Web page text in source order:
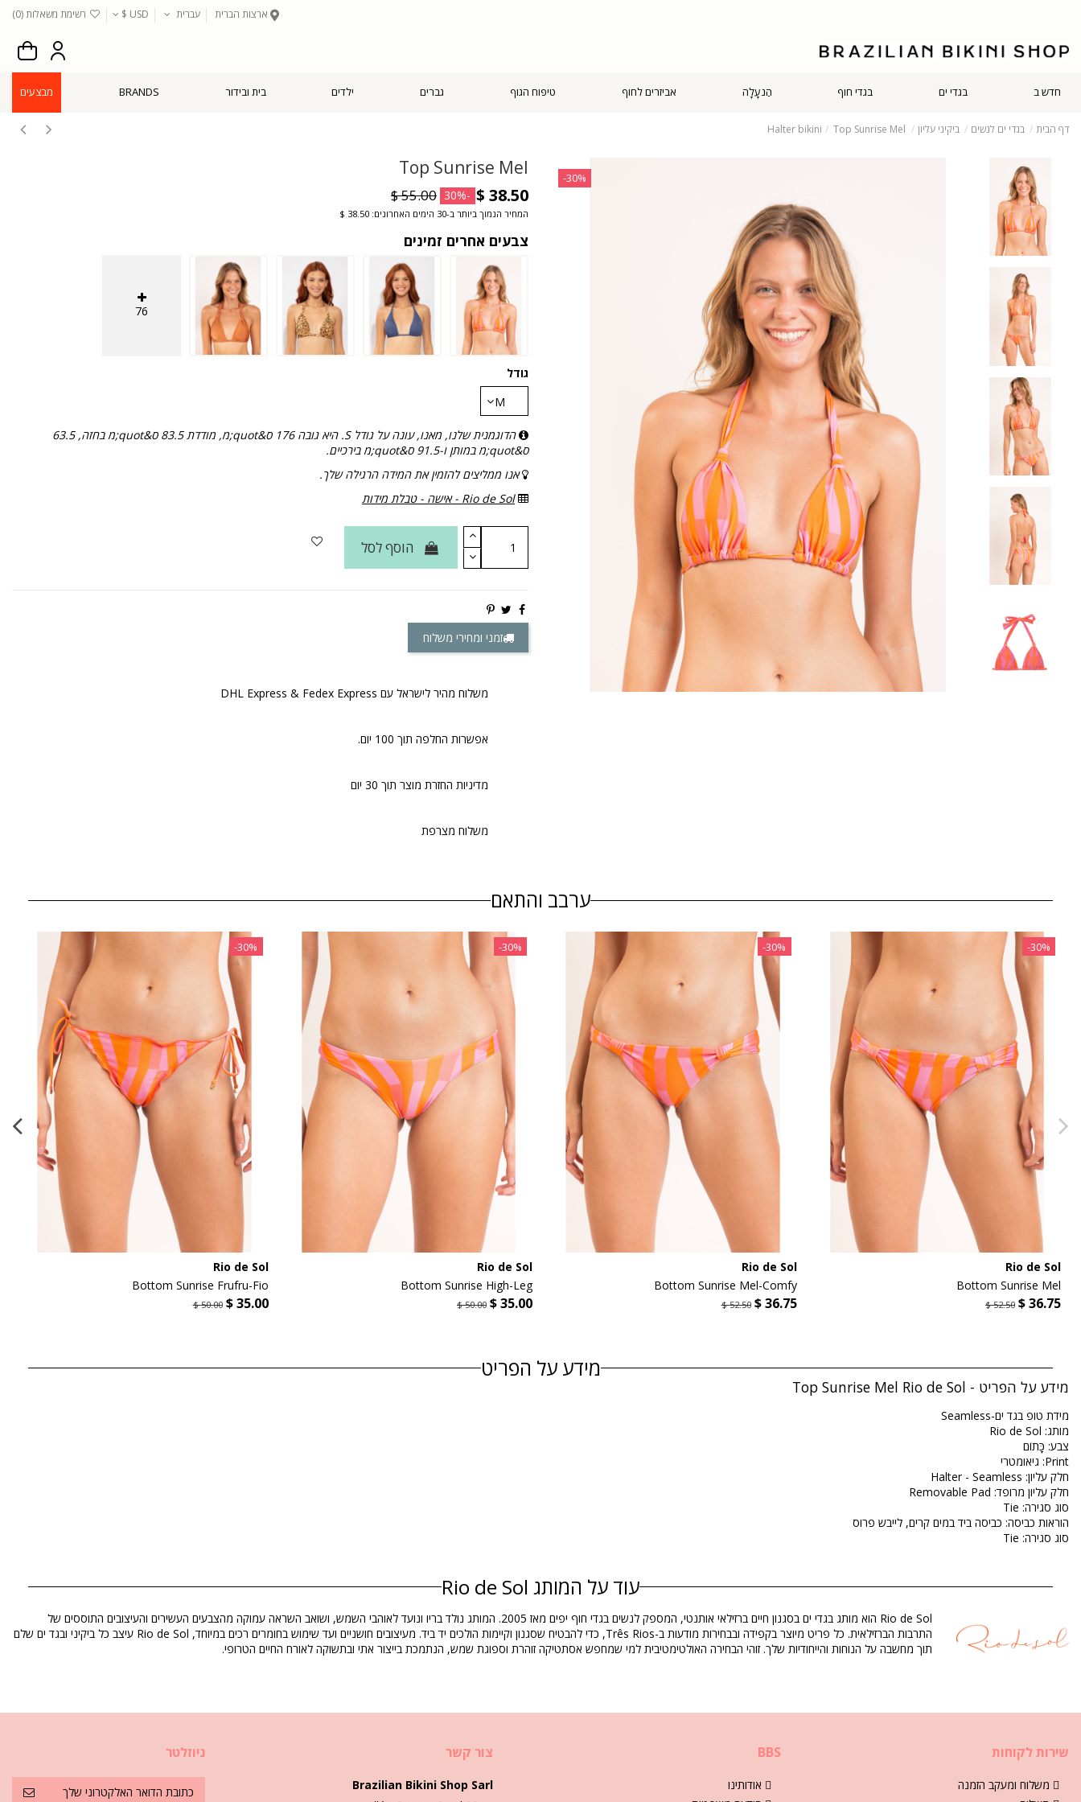
ארצות הברית עברית USD $ רשימת משאלות (0
)
חדש ב בגדי ים בגדי חוף הַנעָלָה אביזרים לחוף טיפוח הגוף גברים ילדים בית ובידור BRANDS מבצעים
דף הבית בגדי ים לנשים ביקיני עליון Halter bikini Top Sunrise Mel
‎-30%
Top Sunrise Mel
-30%
המחיר הנמוך ביותר ב-30 הימים האחרונים: ‏38.50 $
צבעים אחרים זמינים
76
גודל
הדוגמנית שלנו, מאנו, עונה על גודל S. היא גובה 176 ס&quot;מ, מודדת 83.5 ס&quot;מ בחזה, 63.5
ס&quot;מ במותן ו-91.5 ס&quot;מ בירכיים.
אנו ממליצים להזמין את המידה הרגילה שלך.
Rio de Sol - אישה - טבלת מידות
הוסף לסל
זמני ומחירי משלוח
משלוח מהיר לישראל עם DHL Express & Fedex Express
אפשרות החלפה תוך 100 יום.
מדיניות החזרת מוצר תוך 30 יום
משלוח מצרפת
ערבב והתאם
‎-30%
Rio de Sol
Bottom Sunrise Mel
‎-30%
Rio de Sol
Bottom Sunrise Mel-Comfy
‏36.75 $
‏52.50 $
‎-30%
Rio de Sol
Bottom Sunrise High-Leg
‎-30%
Rio de Sol
Bottom Sunrise Frufru-Fio
‏35.00 $
‏50.00 $
מידע על הפריט
מידע על הפריט - Top Sunrise Mel Rio de Sol
מידת טופ בגד ים-Seamless
מותג: Rio de Sol
צבע: כָּתוֹם
Print: גיאומטרי
חלק עליון: Halter - Seamless
חלק עליון מרופד: Removable Pad
סוג סגירה: Tie
הוראות כביסה: כביסה ביד במים קרים, לייבש פרוס
סוג סגירה: Tie
הרכב
הרכב: 84% Polyamide, 16% Elastane - OEKO-TEX - Chlorine Resistant
בטנה: 84% Polyamide, 16% Elastane - Oeko-Tex
SKU: 1981121393
משקל: 55g / 0.12lb / 1.94oz
ההדפסה אינה מדויקת ועלולה להשתנות בהתאם ‏לגזירה
עוד על המותג Rio de Sol
Rio de Sol הוא מותג בגדי ים בסגנון חיים ברזילאי אותנטי, המספק לנשים בגדי חוף יפים מאז 2005. המותג נולד בריו ונועד לאוהבי השמש, ושואב השראה עמוקה מהצבעים העשירים והעיצובים התוססים של
התרבות הברזילאית. כל פריט מיוצר בקפידה ובבחירות מודעות ב-Três Rios, כדי להבטיח שסגנון וקיימות הולכים יד ביד. מעיצובים חושניים ועד שימוש בחומרים רכים במיוחד, Rio de Sol עיצב כל ביקיני ובגד ים שלם
תוך מחשבה על הנוחות והייחודיות שלך. זוהי הבחירה האולטימטיבית למי שמחפש אסתטיקה זוהרת וספוגת שמש, הנתמכת בייצור אתי ובתשוקה לאורח החיים הטרופי.
שירות לקוחות
משלוח ומעקב הזמנה
BBS
אודותינו
צור קשר
Brazilian Bikini Shop Sarl
ניוזלטר